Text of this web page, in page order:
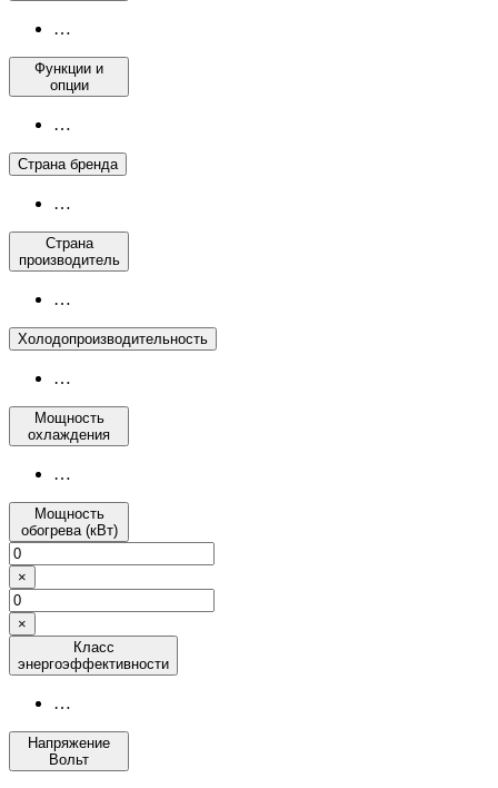
…
Функции и
опции
…
Страна бренда
…
Страна
производитель
…
Холодопроизводительность
…
Мощность
охлаждения
…
Мощность
обогрева (кВт)
×
×
Класс
энергоэффективности
…
Напряжение
Вольт